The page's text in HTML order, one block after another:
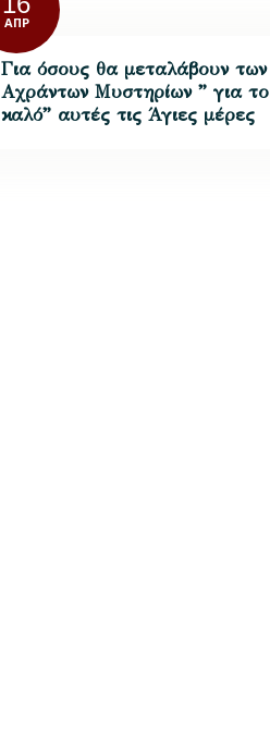
ΑΠΡ
Για όσους θα μεταλάβουν των
Αχράντων Μυστηρίων ” για το
καλό” αυτές τις Άγιες μέρες